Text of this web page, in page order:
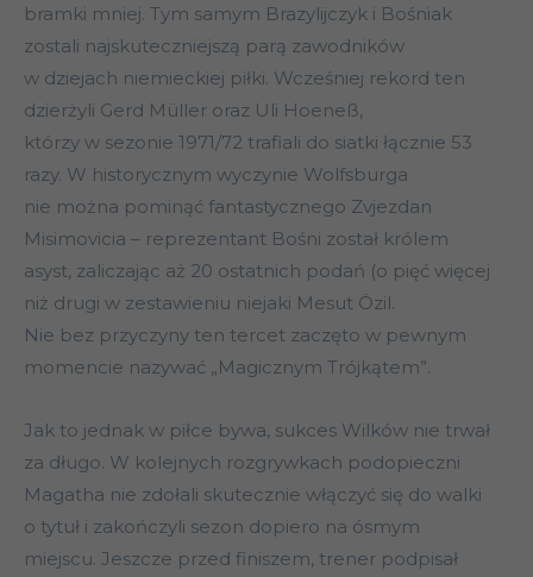
bramki mniej. Tym samym Brazylijczyk i Bośniak
zostali najskuteczniejszą parą zawodników
w dziejach niemieckiej piłki. Wcześniej rekord ten
dzierżyli Gerd Müller oraz Uli Hoeneß,
którzy w sezonie 1971/72 trafiali do siatki łącznie 53
razy. W historycznym wyczynie Wolfsburga
nie można pominąć fantastycznego Zvjezdan
Misimovicia – reprezentant Bośni został królem
asyst, zaliczając aż 20 ostatnich podań (o pięć więcej
niż drugi w zestawieniu niejaki Mesut Özil.
Nie bez przyczyny ten tercet zaczęto w pewnym
momencie nazywać „Magicznym Trójkątem”.
Jak to jednak w piłce bywa, sukces Wilków nie trwał
za długo. W kolejnych rozgrywkach podopieczni
Magatha nie zdołali skutecznie włączyć się do walki
o tytuł i zakończyli sezon dopiero na ósmym
miejscu. Jeszcze przed finiszem, trener podpisał